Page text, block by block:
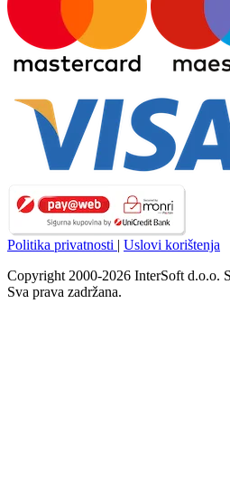
Politika privatnosti | Uslovi korištenja
Copyright 2000-2026 InterSoft d.o.o.
Sva prava zadržana.